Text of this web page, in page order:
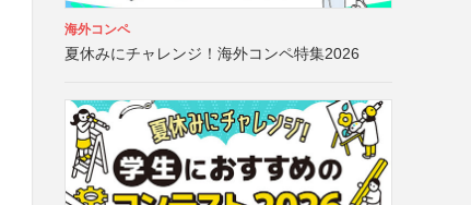
海外コンペ
夏休みにチャレンジ！海外コンペ特集2026